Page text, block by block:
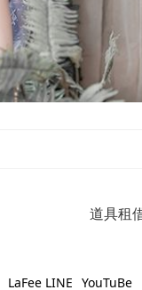
道具租
LaFee LINE YouTuBe